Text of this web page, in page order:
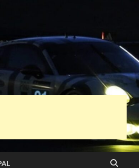
El Motor punto